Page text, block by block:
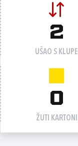
2
UŠAO S KLUPE
0
ŽUTI KARTONI